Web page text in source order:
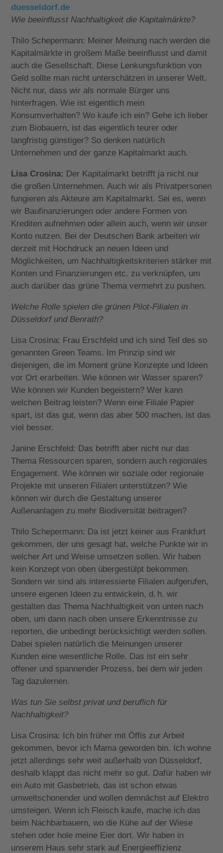
duesseldorf.de
Wie beeinflusst Nachhaltigkeit die Kapitalmärkte?
Thilo Schepermann: Meiner Meinung nach werden die
Kapitalmärkte in großem Maße beeinflusst und damit
auch die Gesellschaft. Diese Lenkungsfunktion von
Geld sollte man nicht unterschätzen in unserer Welt.
Nicht nur, dass wir als normale Bürger uns
hinterfragen. Wie ist eigentlich mein
Konsumverhalten? Wo kaufe ich ein? Gehe ich lieber
zum Biobauern, ist das eigentlich teurer oder
langfristig günstiger? So denken natürlich
Unternehmen und der ganze Kapitalmarkt auch.
Lisa Crosina: Der Kapitalmarkt betrifft ja nicht nur
die großen Unternehmen. Auch wir als Privatpersonen
fungieren als Akteure am Kapitalmarkt. Sei es, wenn
wir Baufinanzierungen oder andere Formen von
Krediten aufnehmen oder allein auch, wenn wir unser
Konto nutzen. Bei der Deutschen Bank arbeiten wir
derzeit mit Hochdruck an neuen Ideen und
Möglichkeiten, um Nachhaltigkeitskriterien stärker mit
Konten und Finanzierungen etc. zu verknüpfen, um
auch darüber das grüne Thema vermehrt zu pushen.
Welche Rolle spielen die grünen Pilot-Filialen in
Düsseldorf und Benrath?
Lisa Crosina: Frau Erschfeld und ich sind Teil des so
genannten Green Teams. Im Prinzip sind wir
diejenigen, die im Moment grüne Konzepte und Ideen
vor Ort erarbeiten. Wie können wir Wasser sparen?
Wie können wir Kunden begeistern? Wer kann
welchen Beitrag leisten? Wenn eine Filiale Papier
spart, ist das gut, wenn das aber 500 machen, ist das
viel besser.
Janine Erschfeld: Das betrifft aber nicht nur das
Thema Ressourcen sparen, sondern auch regionales
Engagement. Wie können wir soziale oder regionale
Projekte mit unseren Filialen unterstützen? Wie
können wir durch die Gestaltung unserer
Außenanlagen zu mehr Biodiversität beitragen?
Thilo Schepermann: Da ist jetzt keiner aus Frankfurt
gekommen, der uns gesagt hat, welche Punkte wir in
welcher Art und Weise umsetzen sollen. Wir haben
kein Konzept von oben übergestülpt bekommen.
Sondern wir sind als interessierte Filialen aufgerufen,
unsere eigenen Ideen zu entwickeln, d. h. wir
gestalten das Thema Nachhaltigkeit von unten nach
oben, um dann nach oben unsere Erkenntnisse zu
reporten, die unbedingt berücksichtigt werden sollen.
Dabei spielen natürlich die Meinungen unserer
Kunden eine wesentliche Rolle. Das ist ein sehr
offener und spannender Prozess, bei dem wir jeden
Tag dazulernen.
Was tun Sie selbst privat und beruflich für
Nachhaltigkeit?
Lisa Crosina: Ich bin früher mit Öffis zur Arbeit
gekommen, bevor ich Mama geworden bin. Ich wohne
jetzt allerdings sehr weit außerhalb von Düsseldorf,
deshalb klappt das nicht mehr so gut. Dafür haben wir
ein Auto mit Gasbetrieb, das ist schon etwas
umweltschonender und wollen demnächst auf Elektro
umsteigen. Wenn ich Fleisch kaufe, mache ich das
beim Nachbarbauern, wo die Kühe auf der Wiese
stehen oder hole meine Eier dort. Wir haben in
unserem Haus sehr stark auf Energieeffizienz